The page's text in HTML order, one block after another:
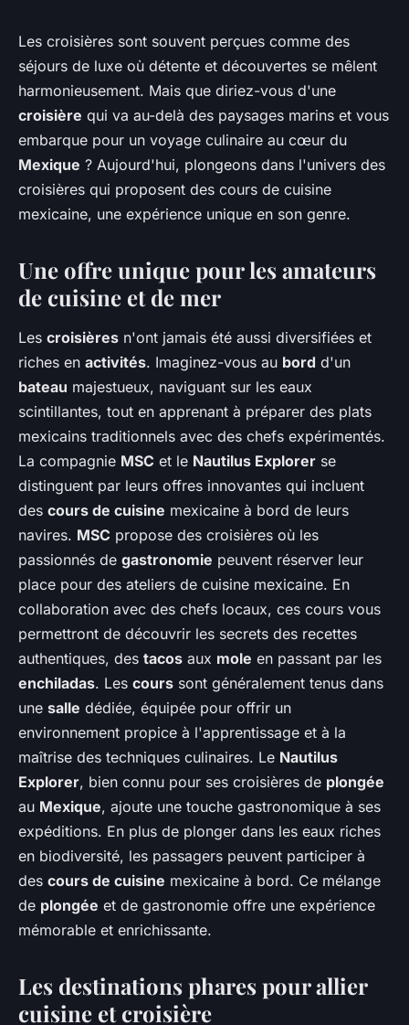
Est-il possible de participer à
une croisière qui inclut des
cours de cuisine mexicaine au
Mexique?
•
Les croisières sont souvent perçues comme des
séjours de luxe où détente et découvertes se mêlent
harmonieusement. Mais que diriez-vous d'une
croisière qui va au-delà des paysages marins et vous
embarque pour un voyage culinaire au cœur du
Mexique ? Aujourd'hui, plongeons dans l'univers des
croisières qui proposent des cours de cuisine
mexicaine, une expérience unique en son genre.
Une offre unique pour les amateurs
de cuisine et de mer
Les croisières n'ont jamais été aussi diversifiées et
riches en activités. Imaginez-vous au bord d'un
bateau majestueux, naviguant sur les eaux
scintillantes, tout en apprenant à préparer des plats
mexicains traditionnels avec des chefs expérimentés.
La compagnie MSC et le Nautilus Explorer se
distinguent par leurs offres innovantes qui incluent
des cours de cuisine mexicaine à bord de leurs
navires. MSC propose des croisières où les
passionnés de gastronomie peuvent réserver leur
place pour des ateliers de cuisine mexicaine. En
collaboration avec des chefs locaux, ces cours vous
permettront de découvrir les secrets des recettes
authentiques, des tacos aux mole en passant par les
enchiladas. Les cours sont généralement tenus dans
une salle dédiée, équipée pour offrir un
environnement propice à l'apprentissage et à la
maîtrise des techniques culinaires. Le Nautilus
Explorer, bien connu pour ses croisières de plongée
au Mexique, ajoute une touche gastronomique à ses
expéditions. En plus de plonger dans les eaux riches
en biodiversité, les passagers peuvent participer à
des cours de cuisine mexicaine à bord. Ce mélange
de plongée et de gastronomie offre une expérience
mémorable et enrichissante.
Les destinations phares pour allier
cuisine et croisière